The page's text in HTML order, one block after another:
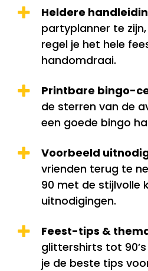
Heldere
partyplanner te
regel je het hele
handomdraai.
Printbare bingo-
de sterren van de
een goede bingo
Voorbeeld
vrienden terug te
90 met de stijlvolle
uitnodigingen.
Feest-tips &
glittershirts tot
je de beste tips